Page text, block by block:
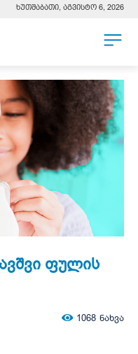
ხუთშაბათი, აგვისტო 6, 2026
ფულის
1068 ნახვა